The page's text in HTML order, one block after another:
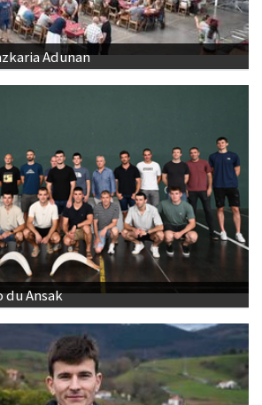
Adunan
du Ansak